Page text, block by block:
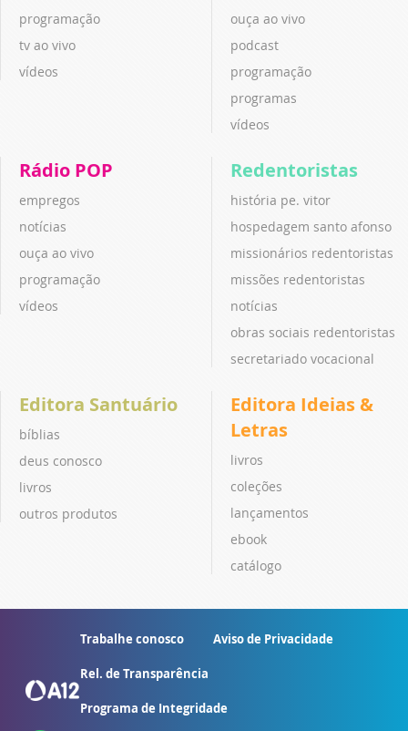
programação
tv ao vivo
vídeos
ouça ao vivo
podcast
programação
programas
vídeos
Rádio POP
empregos
notícias
ouça ao vivo
programação
vídeos
Redentoristas
história pe. vitor
hospedagem santo afonso
missionários redentoristas
missões redentoristas
notícias
obras sociais redentoristas
secretariado vocacional
Editora Santuário
bíblias
deus conosco
livros
outros produtos
Editora Ideias &
Letras
livros
coleções
lançamentos
ebook
catálogo
Trabalhe conosco Aviso de Privacidade
Rel. de Transparência
Programa de Integridade